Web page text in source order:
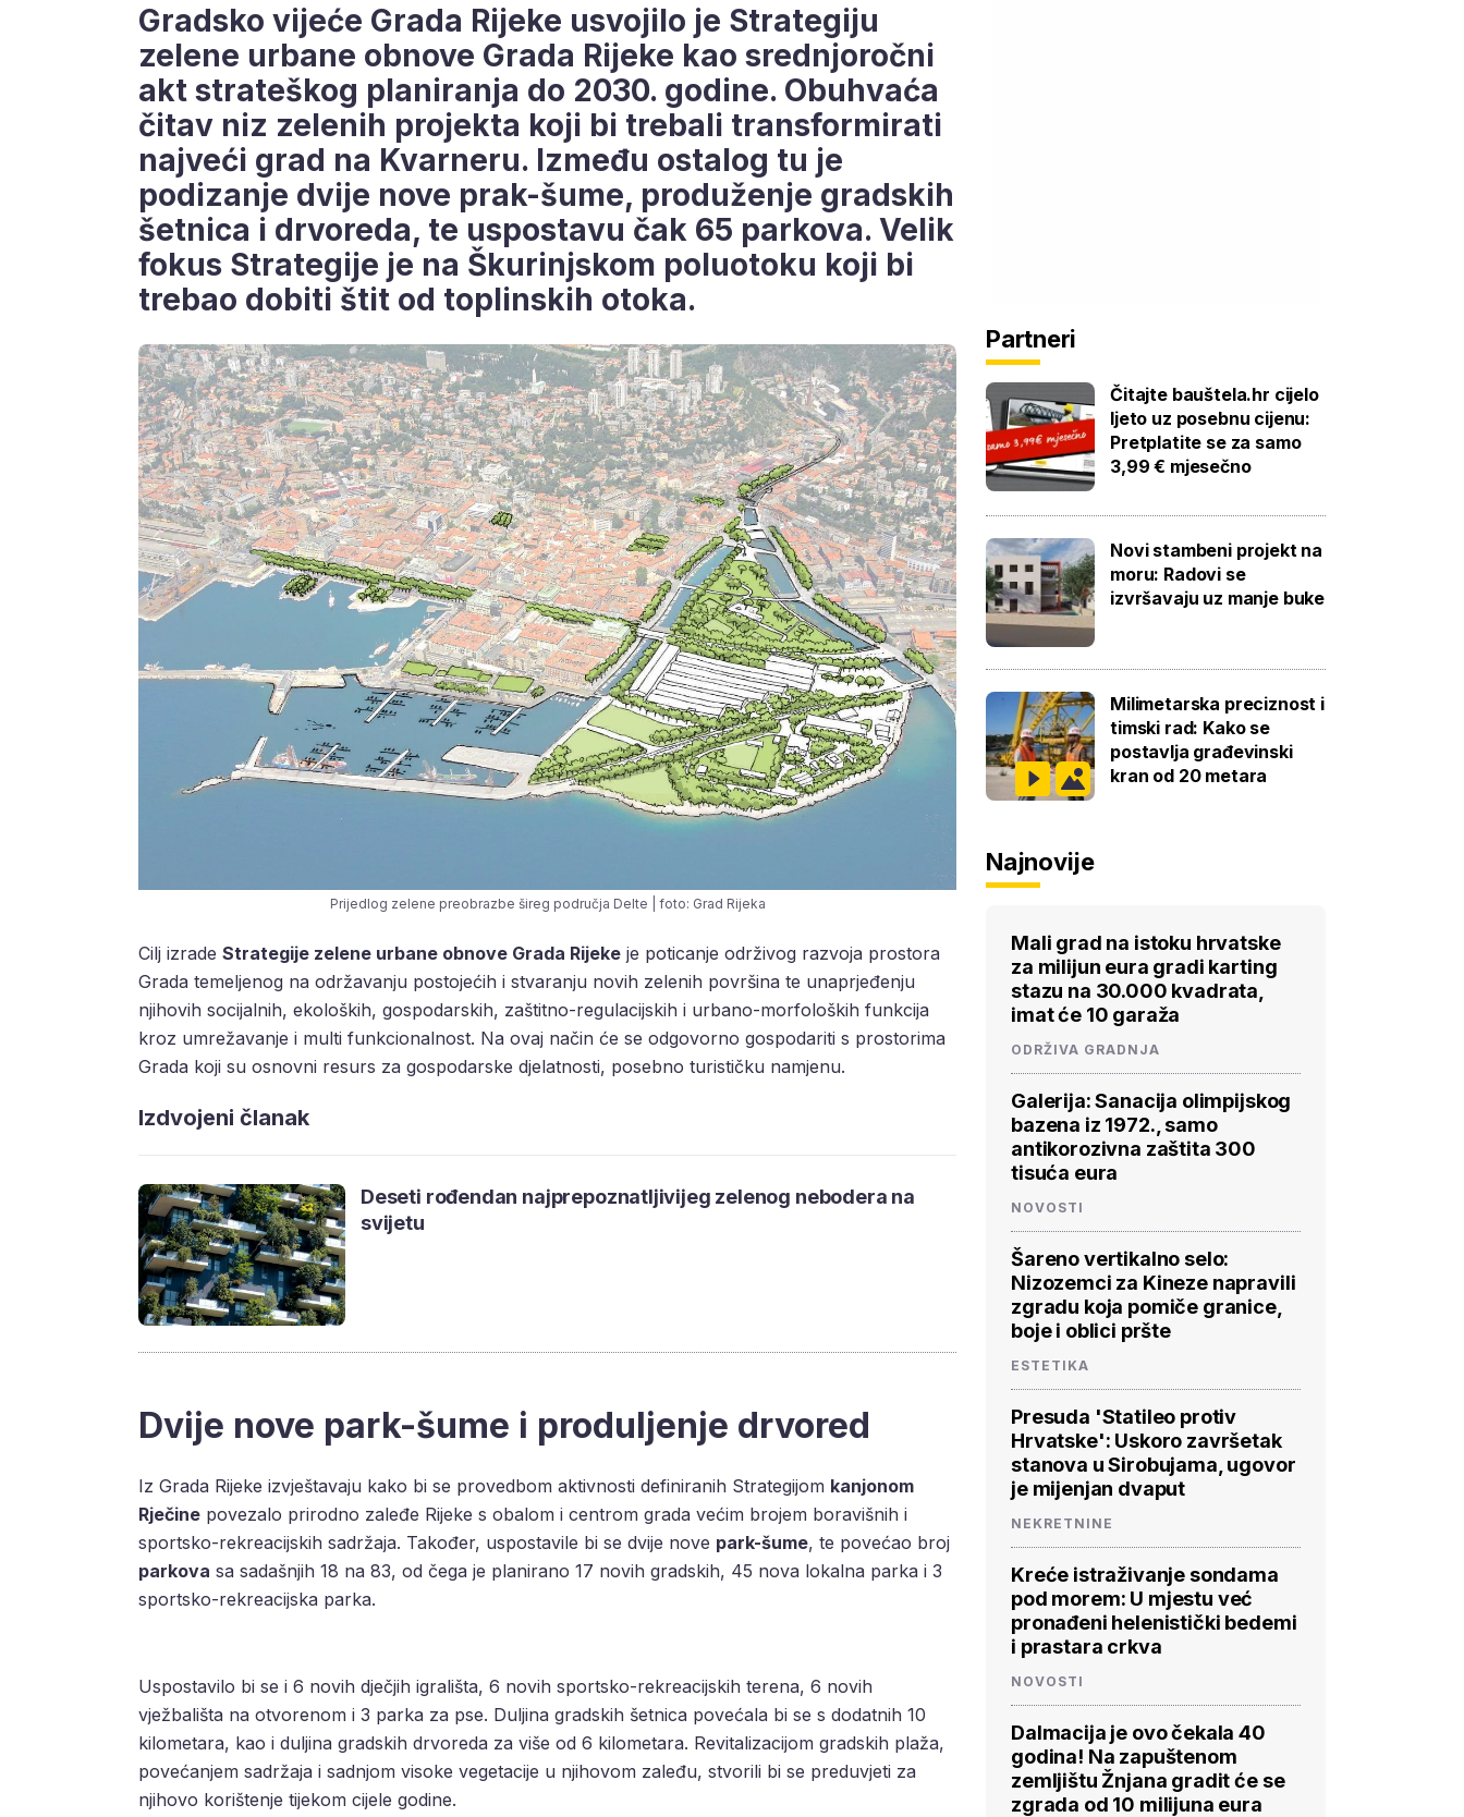
Gradsko vijeće Grada Rijeke usvojilo je Strategiju
zelene urbane obnove Grada Rijeke kao srednjoročni
akt strateškog planiranja do 2030. godine. Obuhvaća
čitav niz zelenih projekta koji bi trebali transformirati
najveći grad na Kvarneru. Između ostalog tu je
podizanje dvije nove prak-šume, produženje gradskih
šetnica i drvoreda, te uspostavu čak 65 parkova. Velik
fokus Strategije je na Škurinjskom poluotoku koji bi
trebao dobiti štit od toplinskih otoka.
Prijedlog zelene preobrazbe šireg područja Delte | foto: Grad Rijeka
Cilj izrade Strategije zelene urbane obnove Grada Rijeke je poticanje održivog razvoja prostora
Grada temeljenog na održavanju postojećih i stvaranju novih zelenih površina te unaprjeđenju
njihovih socijalnih, ekoloških, gospodarskih, zaštitno-regulacijskih i urbano-morfoloških funkcija
kroz umrežavanje i multi funkcionalnost. Na ovaj način će se odgovorno gospodariti s prostorima
Grada koji su osnovni resurs za gospodarske djelatnosti, posebno turističku namjenu.
Izdvojeni članak
Deseti rođendan najprepoznatljivijeg zelenog nebodera na
svijetu
Dvije nove park-šume i produljenje drvored
Iz Grada Rijeke izvještavaju kako bi se provedbom aktivnosti definiranih Strategijom kanjonom
Rječine povezalo prirodno zaleđe Rijeke s obalom i centrom grada većim brojem boravišnih i
sportsko-rekreacijskih sadržaja. Također, uspostavile bi se dvije nove park-šume, te povećao broj
parkova sa sadašnjih 18 na 83, od čega je planirano 17 novih gradskih, 45 nova lokalna parka i 3
sportsko-rekreacijska parka.
Uspostavilo bi se i 6 novih dječjih igrališta, 6 novih sportsko-rekreacijskih terena, 6 novih
vježbališta na otvorenom i 3 parka za pse. Duljina gradskih šetnica povećala bi se s dodatnih 10
kilometara, kao i duljina gradskih drvoreda za više od 6 kilometara. Revitalizacijom gradskih plaža,
povećanjem sadržaja i sadnjom visoke vegetacije u njihovom zaleđu, stvorili bi se preduvjeti za
njihovo korištenje tijekom cijele godine.
Partneri
Čitajte bauštela.hr cijelo
ljeto uz posebnu cijenu:
Pretplatite se za samo
3,99 € mjesečno
Novi stambeni projekt na
moru: Radovi se
izvršavaju uz manje buke
Milimetarska preciznost i
timski rad: Kako se
postavlja građevinski
kran od 20 metara
Najnovije
Mali grad na istoku hrvatske
za milijun eura gradi karting
stazu na 30.000 kvadrata,
imat će 10 garaža
ODRŽIVA GRADNJA
Galerija: Sanacija olimpijskog
bazena iz 1972., samo
antikorozivna zaštita 300
tisuća eura
NOVOSTI
Šareno vertikalno selo:
Nizozemci za Kineze napravili
zgradu koja pomiče granice,
boje i oblici pršte
ESTETIKA
Presuda 'Statileo protiv
Hrvatske': Uskoro završetak
stanova u Sirobujama, ugovor
je mijenjan dvaput
NEKRETNINE
Kreće istraživanje sondama
pod morem: U mjestu već
pronađeni helenistički bedemi
i prastara crkva
NOVOSTI
Dalmacija je ovo čekala 40
godina! Na zapuštenom
zemljištu Žnjana gradit će se
zgrada od 10 milijuna eura